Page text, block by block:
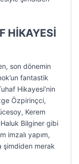
HİKAYESİ
son dönemin
fantastik
Hikayesi’nin
Özpirinçci,
Kerem
Bilginer gibi
imzalı yapım,
şimdiden merak